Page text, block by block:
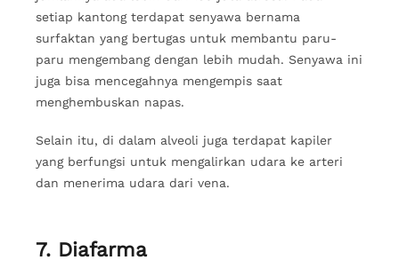
setiap kantong terdapat senyawa bernama
surfaktan yang bertugas untuk membantu paru-
paru mengembang dengan lebih mudah. Senyawa ini
juga bisa mencegahnya mengempis saat
menghembuskan napas.
Selain itu, di dalam alveoli juga terdapat kapiler
yang berfungsi untuk mengalirkan udara ke arteri
dan menerima udara dari vena.
7. Diafarma